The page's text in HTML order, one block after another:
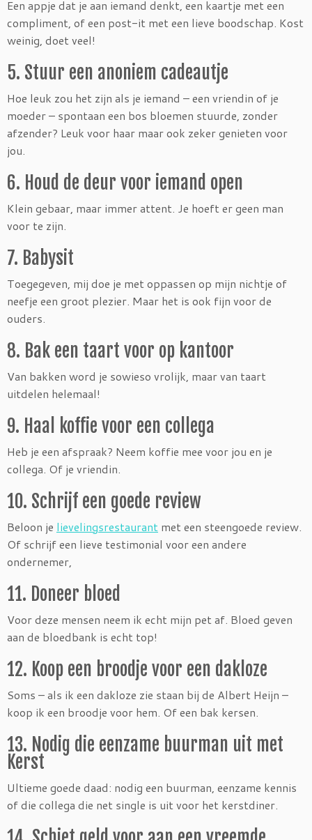
Een appje dat je aan iemand denkt, een kaartje met een
compliment, of een post-it met een lieve boodschap. Kost
weinig, doet veel!
5. Stuur een anoniem cadeautje
Hoe leuk zou het zijn als je iemand – een vriendin of je
moeder – spontaan een bos bloemen stuurde, zonder
afzender? Leuk voor haar maar ook zeker genieten voor
jou.
6. Houd de deur voor iemand open
Klein gebaar, maar immer attent. Je hoeft er geen man
voor te zijn.
7. Babysit
Toegegeven, mij doe je met oppassen op mijn nichtje of
neefje een groot plezier. Maar het is ook fijn voor de
ouders.
8. Bak een taart voor op kantoor
Van bakken word je sowieso vrolijk, maar van taart
uitdelen helemaal!
9. Haal koffie voor een collega
Heb je een afspraak? Neem koffie mee voor jou en je
collega. Of je vriendin.
10. Schrijf een goede review
Beloon je lievelingsrestaurant met een steengoede review.
Of schrijf een lieve testimonial voor een andere
ondernemer,
11. Doneer bloed
Voor deze mensen neem ik echt mijn pet af. Bloed geven
aan de bloedbank is echt top!
12. Koop een broodje voor een dakloze
Soms – als ik een dakloze zie staan bij de Albert Heijn –
koop ik een broodje voor hem. Of een bak kersen.
13. Nodig die eenzame buurman uit met
Kerst
Ultieme goede daad: nodig een buurman, eenzame kennis
of die collega die net single is uit voor het kerstdiner.